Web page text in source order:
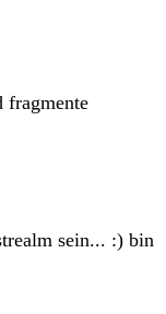
fragmente
sein... :) bin